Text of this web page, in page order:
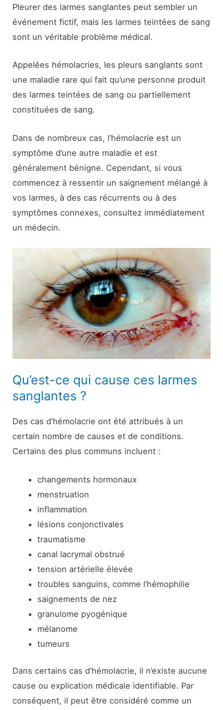
Pleurer des larmes sanglantes peut sembler un
événement fictif, mais les larmes teintées de sang
sont un véritable problème médical.
Appelées hémolacries, les pleurs sanglants sont
une maladie rare qui fait qu’une personne produit
des larmes teintées de sang ou partiellement
constituées de sang.
Dans de nombreux cas, l’hémolacrie est un
symptôme d’une autre maladie et est
généralement bénigne. Cependant, si vous
commencez à ressentir un saignement mélangé à
vos larmes, à des cas récurrents ou à des
symptômes connexes, consultez immédiatement
un médecin.
Qu’est-ce qui cause ces larmes
sanglantes ?
Des cas d’hémolacrie ont été attribués à un
certain nombre de causes et de conditions.
Certains des plus communs incluent :
changements hormonaux
menstruation
inflammation
lésions conjonctivales
traumatisme
canal lacrymal obstrué
tension artérielle élevée
troubles sanguins, comme l’hémophilie
saignements de nez
granulome pyogénique
mélanome
tumeurs
Dans certains cas d’hémolacrie, il n’existe aucune
cause ou explication médicale identifiable. Par
conséquent, il peut être considéré comme un